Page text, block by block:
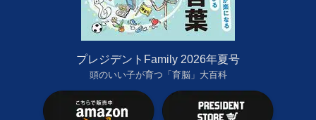
プレジデントFamily 2026年夏号
頭のいい子が育つ「育脳」大百科